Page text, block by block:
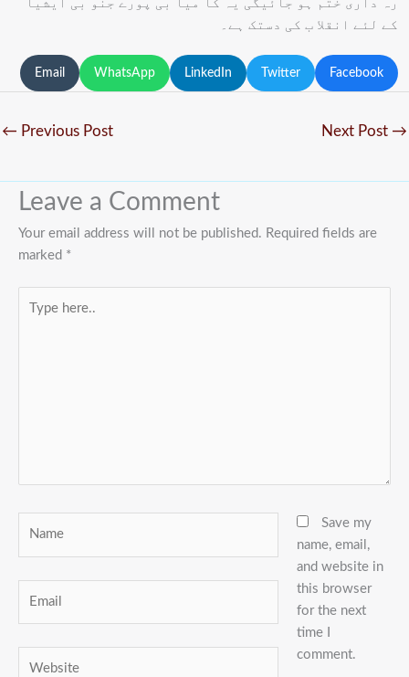
رہ داری ختم ہو جائیگی یہ کا میا بی پورے جنو بی ایشیا
کے لئے انقلا ب کی دستک ہے۔
Facebook
Twitter
LinkedIn
WhatsApp
Email
← Previous Post Next Post →
Leave a Comment
Your email address will not be published. Required fields are
marked *
here..
Save my
name, email,
and website in
this browser
for the next
time I
comment.